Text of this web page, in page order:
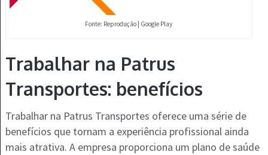
Fonte: Reprodução | Google Play
Trabalhar na Patrus
Transportes: benefícios
Trabalhar na Patrus Transportes oferece uma série de
benefícios que tornam a experiência profissional ainda
mais atrativa. A empresa proporciona um plano de saúde